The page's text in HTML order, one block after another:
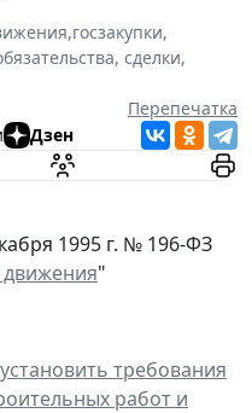
,госзакупки,
сделки,
Перепечатка
Дзен
1995 г. № 196-ФЗ
"
требования
работ и